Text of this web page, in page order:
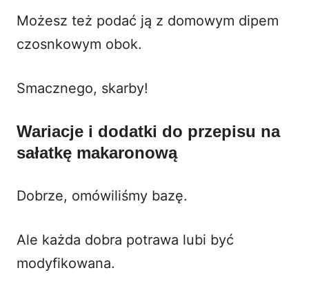
Możesz też podać ją z domowym dipem
czosnkowym obok.
Smacznego, skarby!
Wariacje i dodatki do przepisu na
sałatkę makaronową
Dobrze, omówiliśmy bazę.
Ale każda dobra potrawa lubi być
modyfikowana.